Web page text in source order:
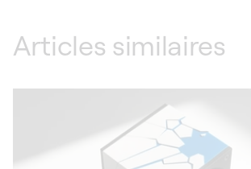
Articles similaires